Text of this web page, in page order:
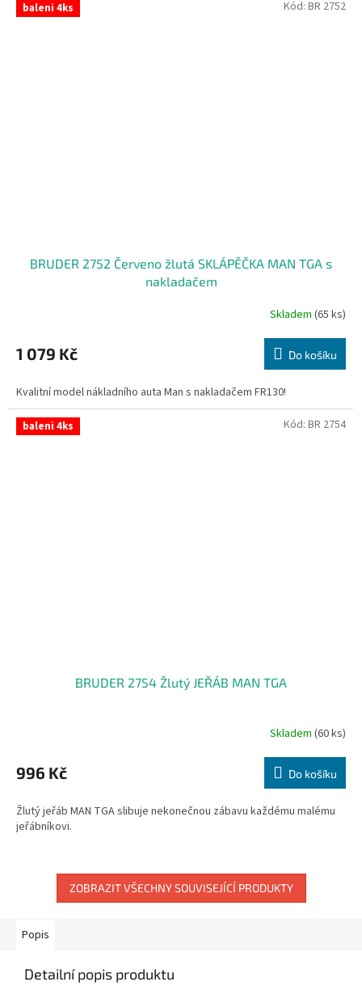
baleni 4ks
BRUDER 2752 Červeno žlutá SKLÁPĚČKA MAN TGA s
nakladačem
Skladem (65 ks)
1 079 Kč Do košíku
Kvalitní model nákladního auta Man s nakladačem FR130!
Kód: BR 2752
baleni 4ks
BRUDER 2754 Žlutý JEŘÁB MAN TGA
Skladem (60 ks)
996 Kč Do košíku
Žlutý jeřáb MAN TGA slibuje nekonečnou zábavu každému malému
jeřábníkovi.
Kód: BR 2754
ZOBRAZIT VŠECHNY SOUVISEJÍCÍ PRODUKTY
Popis
Detailní popis produktu